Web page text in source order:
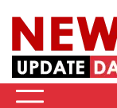
content